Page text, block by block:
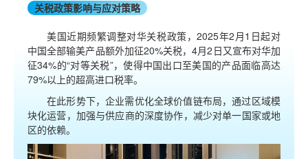
关税政策影响与应对策略
美国近期频繁调整对华关税政策，2025年2月1日起对
中国全部输美产品额外加征20%关税，4月2日又宣布对华加
征34%的“对等关税”，使得中国出口至美国的产品面临高达
79%以上的超高进口税率。
在此形势下，企业需优化全球价值链布局，通过区域模
块化运营，加强与供应商的深度协作，减少对单一国家或地
区的依赖。